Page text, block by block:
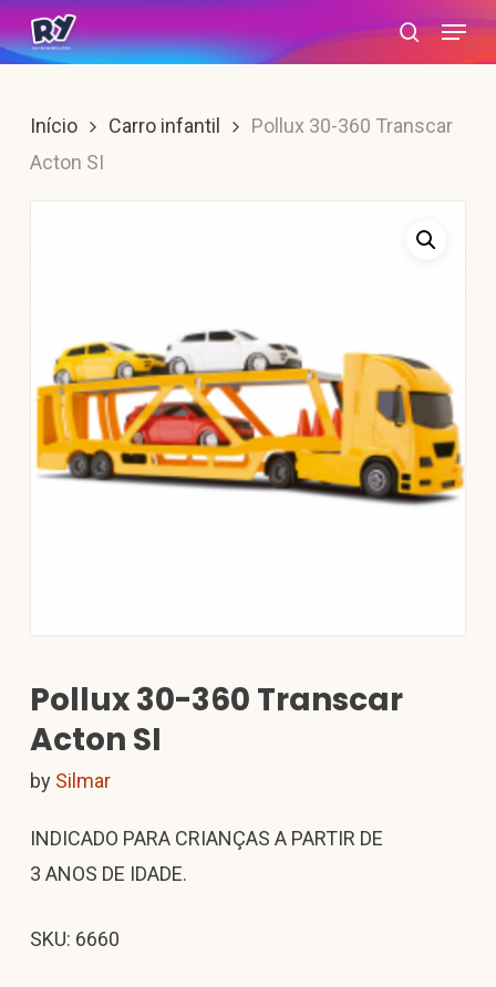
Skip
to
content
search
Menu
Início Carro infantil
Pollux 30-360 Transcar
Acton SI
Pollux 30-360 Transcar
Acton SI
by Silmar
INDICADO PARA CRIANÇAS A PARTIR DE
3 ANOS DE IDADE.
SKU: 6660